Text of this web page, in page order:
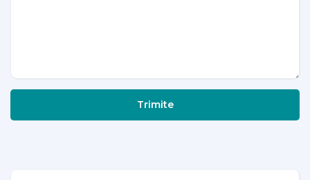
Trimite